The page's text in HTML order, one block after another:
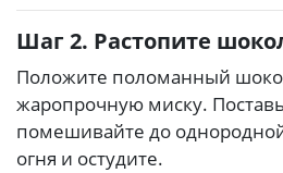
Шаг 2. Растопите
Положите поломанный
жаропрочную миску.
помешивайте до
огня и остудите.